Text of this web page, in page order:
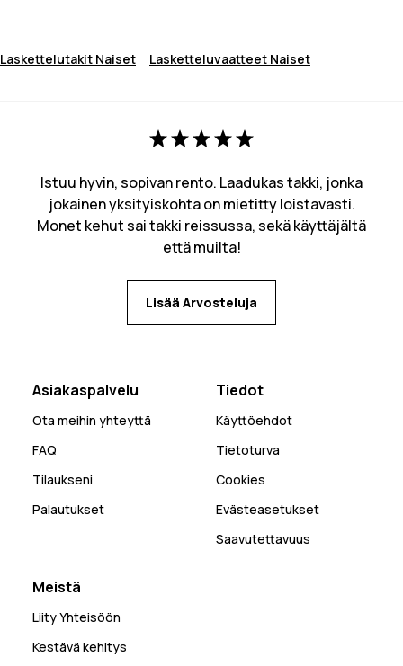
Laskettelutakit Naiset Lasketteluvaatteet Naiset
Istuu hyvin, sopivan rento. Laadukas takki, jonka
jokainen yksityiskohta on mietitty loistavasti.
Monet kehut sai takki reissussa, sekä käyttäjältä
että muilta!
Lisää Arvosteluja
Asiakaspalvelu
Ota meihin yhteyttä
FAQ
Tilaukseni
Palautukset
Tiedot
Käyttöehdot
Tietoturva
Cookies
Evästeasetukset
Saavutettavuus
Meistä
Liity Yhteisöön
Kestävä kehitys